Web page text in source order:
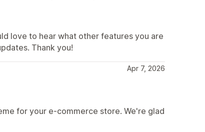
love to hear what other features you are
Thank you!
Apr 7, 2026
for your e-commerce store. We're glad